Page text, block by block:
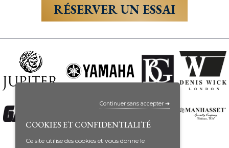
RÉSERVER UN ESSAI
Continuer sans accepter ➔
COOKIES ET CONFIDENTIALITÉ
Ce site utilise des cookies et vous donne le